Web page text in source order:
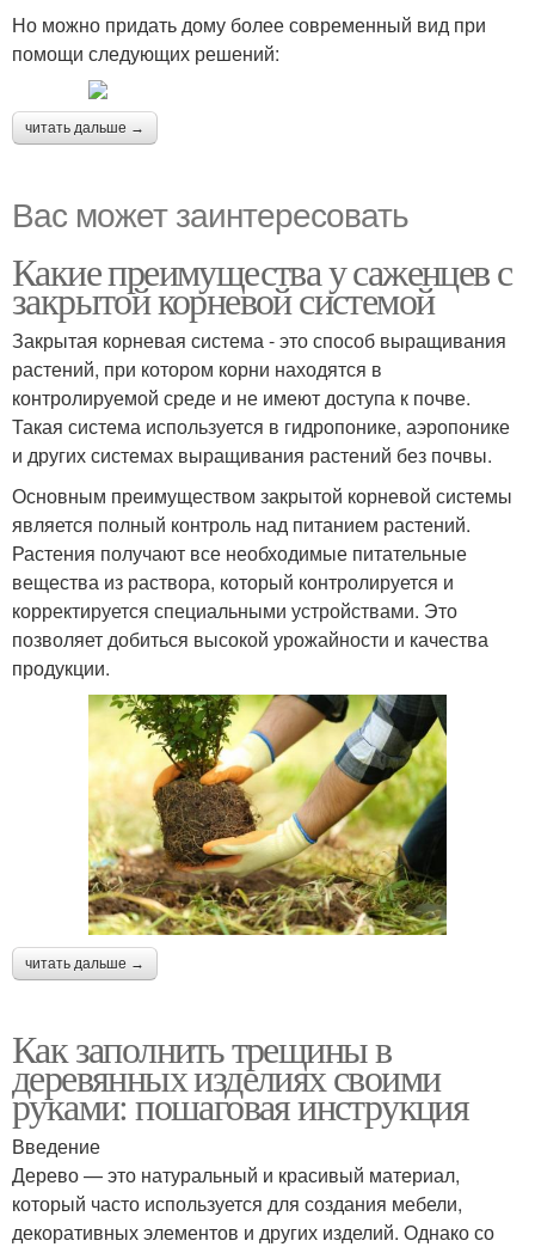
Но можно придать дому более современный вид при
помощи следующих решений:
читать дальше →
Вас может заинтересовать
Какие преимущества у саженцев с
закрытой корневой системой
Закрытая корневая система - это способ выращивания
растений, при котором корни находятся в
контролируемой среде и не имеют доступа к почве.
Такая система используется в гидропонике, аэропонике
и других системах выращивания растений без почвы.
Основным преимуществом закрытой корневой системы
является полный контроль над питанием растений.
Растения получают все необходимые питательные
вещества из раствора, который контролируется и
корректируется специальными устройствами. Это
позволяет добиться высокой урожайности и качества
продукции.
читать дальше →
Как заполнить трещины в
деревянных изделиях своими
руками: пошаговая инструкция
Введение
Дерево — это натуральный и красивый материал,
который часто используется для создания мебели,
декоративных элементов и других изделий. Однако со